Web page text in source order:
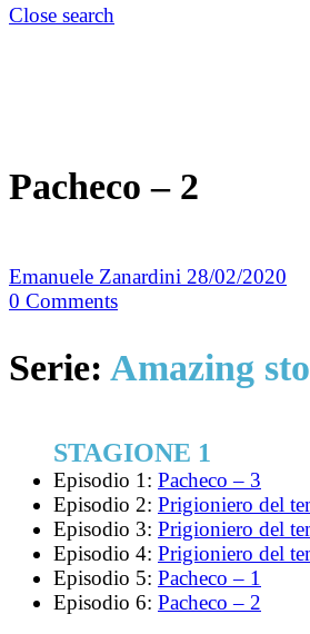
Close search
Pacheco – 2
Emanuele Zanardini 28/02/2020
0 Comments
Serie: Amazing
STAGIONE 1
Episodio 1: Pacheco – 3
Episodio 2: Prigioniero del
Episodio 3: Prigioniero del
Episodio 4: Prigioniero del
Episodio 5: Pacheco – 1
Episodio 6: Pacheco – 2